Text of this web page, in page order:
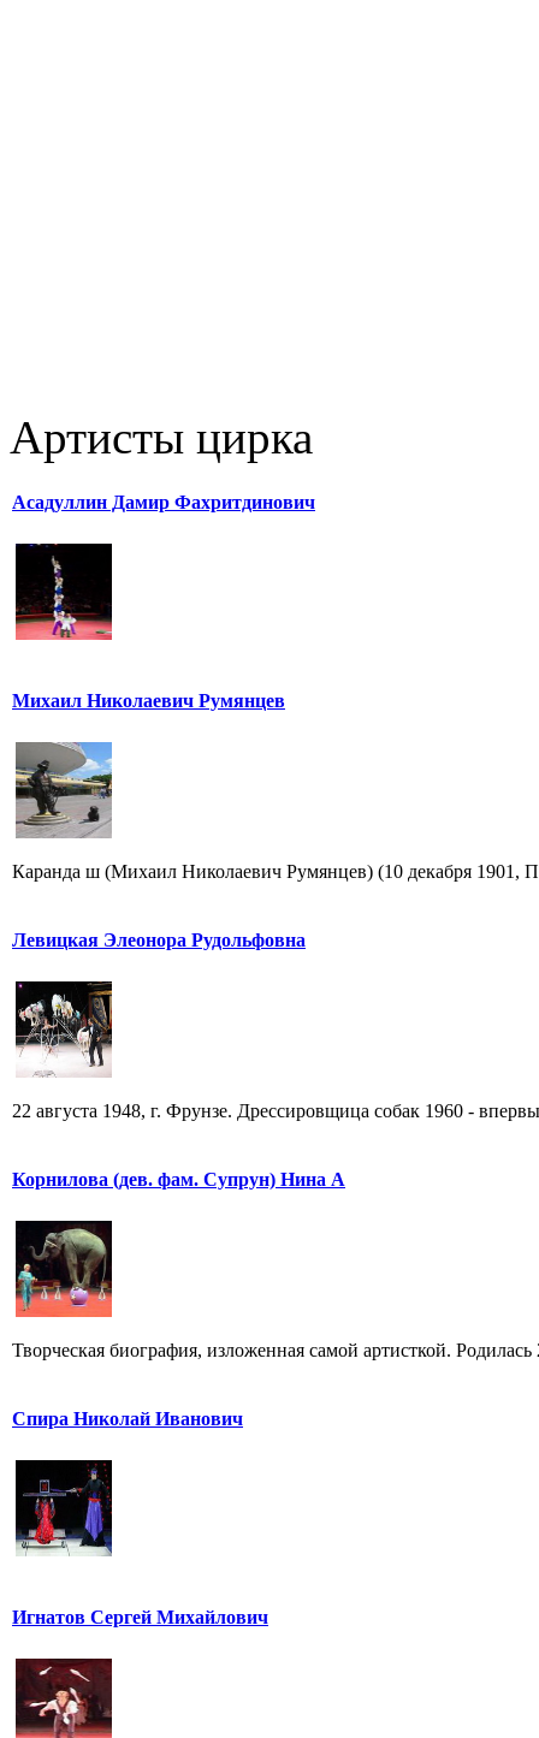
Артисты цирка
Асадуллин Дамир Фахритдинович
Михаил Николаевич Румянцев
Каранда ш (Михаил Николаевич Румянцев) (10 декабря 1901,
Левицкая Элеонора Рудольфовна
22 августа 1948, г. Фрунзе. Дрессировщица собак 1960 -
Корнилова (дев. фам. Супрун) Нина А
Творческая биография, изложенная самой артисткой.
Спира Николай Иванович
Игнатов Сергей Михайлович